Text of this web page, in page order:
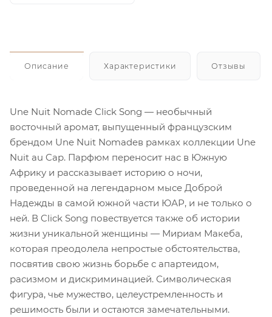
Описание Характеристики Отзывы
Une Nuit Nomade Click Song — необычный
восточный аромат, выпущенный французским
брендом Une Nuit Nomadeв рамках коллекции Une
Nuit au Cap. Парфюм переносит нас в Южную
Африку и рассказывает историю о ночи,
проведенной на легендарном мысе Доброй
Надежды в самой южной части ЮАР, и не только о
ней. В Click Song повествуется также об истории
жизни уникальной женщины — Мириам Макеба,
которая преодолела непростые обстоятельства,
посвятив свою жизнь борьбе с апартеидом,
расизмом и дискриминацией. Символическая
фигура, чье мужество, целеустремленность и
решимость были и остаются замечательными.